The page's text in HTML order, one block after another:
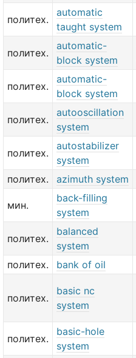
политех.
automatic
taught system
политех.
automatic-
block system
политех.
automatic-
block system
политех.
autooscillation
system
политех.
autostabilizer
system
политех.
azimuth system
мин.
back-filling
system
политех.
balanced
system
политех. bank of oil
политех.
basic nc
system
политех.
basic-hole
system